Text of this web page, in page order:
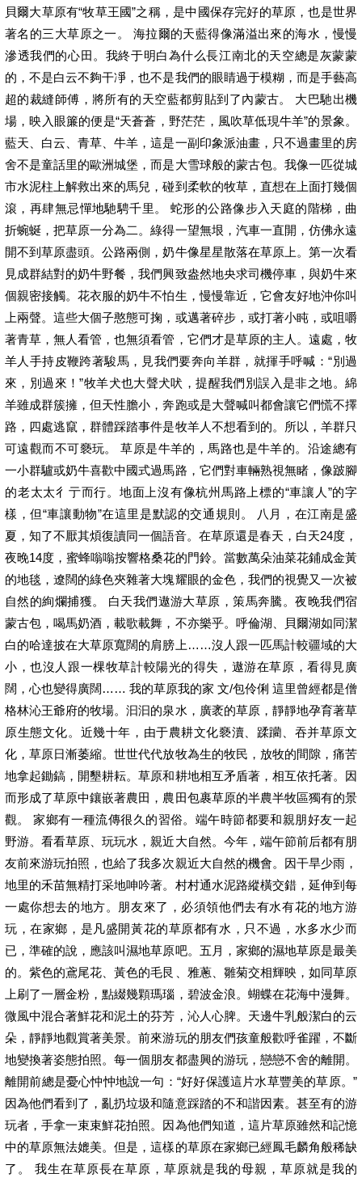
貝爾大草原有“牧草王國”之稱，是中國保存完好的草原，也是世界
著名的三大草原之一。 海拉爾的天藍得像滿溢出來的海水，慢慢
滲透我們的心田。我終于明白為什么長江南北的天空總是灰蒙蒙
的，不是白云不夠干凈，也不是我們的眼睛過于模糊，而是手藝高
超的裁縫師傅，將所有的天空藍都剪貼到了內蒙古。 大巴馳出機
場，映入眼簾的便是“天蒼蒼，野茫茫，風吹草低現牛羊”的景象。
藍天、白云、青草、牛羊，這是一副印象派油畫，只不過畫里的房
舍不是童話里的歐洲城堡，而是大雪球般的蒙古包。我像一匹從城
市水泥柱上解救出來的馬兒，碰到柔軟的牧草，直想在上面打幾個
滾，再肆無忌憚地馳騁千里。 蛇形的公路像步入天庭的階梯，曲
折蜿蜒，把草原一分為二。綠得一望無垠，汽車一直開，仿佛永遠
開不到草原盡頭。公路兩側，奶牛像星星散落在草原上。第一次看
見成群結對的奶牛野餐，我們興致盎然地央求司機停車，與奶牛來
個親密接觸。花衣服的奶牛不怕生，慢慢靠近，它會友好地沖你叫
上兩聲。這些大個子憨態可掬，或邁著碎步，或打著小盹，或咀嚼
著青草，無人看管，也無須看管，它們才是草原的主人。遠處，牧
羊人手持皮鞭跨著駿馬，見我們要奔向羊群，就揮手呼喊：“別過
來，別過來！”牧羊犬也大聲犬吠，提醒我們別誤入是非之地。綿
羊雖成群簇擁，但天性膽小，奔跑或是大聲喊叫都會讓它們慌不擇
路，四處逃竄，群體踩踏事件是牧羊人不想看到的。所以，羊群只
可遠觀而不可褻玩。 草原是牛羊的，馬路也是牛羊的。沿途總有
一小群驢或奶牛喜歡中國式過馬路，它們對車輛熟視無睹，像跛腳
的老太太彳亍而行。地面上沒有像杭州馬路上標的“車讓人”的字
樣，但“車讓動物”在這里是默認的交通規則。 八月，在江南是盛
夏，知了不厭其煩復讀同一個語音。在草原還是春天，白天24度，
夜晚14度，蜜蜂嗡嗡按響格桑花的門鈴。當數萬朵油菜花鋪成金黃
的地毯，遼闊的綠色夾雜著大塊耀眼的金色，我們的視覺又一次被
自然的絢爛捕獲。 白天我們遨游大草原，策馬奔騰。夜晚我們宿
蒙古包，喝馬奶酒，載歌載舞，不亦樂乎。呼倫湖、貝爾湖如同潔
白的哈達披在大草原寬闊的肩膀上……沒人跟一匹馬計較疆域的大
小，也沒人跟一棵牧草計較陽光的得失，遨游在草原，看得見廣
闊，心也變得廣闊…… 我的草原我的家 文/包伶俐 這里曾經都是僧
格林沁王爺府的牧場。汩汩的泉水，廣袤的草原，靜靜地孕育著草
原生態文化。近幾十年，由于農耕文化褻瀆、蹂躪、吞并草原文
化，草原日漸萎縮。世世代代放牧為生的牧民，放牧的間隙，痛苦
地拿起鋤鎬，開墾耕耘。草原和耕地相互矛盾著，相互依托著。因
而形成了草原中鑲嵌著農田，農田包裹草原的半農半牧區獨有的景
觀。 家鄉有一種流傳很久的習俗。端午時節都要和親朋好友一起
野游。看看草原、玩玩水，親近大自然。今年，端午節前后都有朋
友前來游玩拍照，也給了我多次親近大自然的機會。因干旱少雨，
地里的禾苗無精打采地呻吟著。村村通水泥路縱橫交錯，延伸到每
一處你想去的地方。朋友來了，必須領他們去有水有花的地方游
玩，在家鄉，是凡盛開黃花的草原都有水，只不過，水多水少而
已，準確的說，應該叫濕地草原吧。五月，家鄉的濕地草原是最美
的。紫色的鳶尾花、黃色的毛艮、雅蔥、雛菊交相輝映，如同草原
上刷了一層金粉，點綴幾顆瑪瑙，碧波金浪。蝴蝶在花海中漫舞。
微風中混合著鮮花和泥土的芬芳，沁人心脾。天邊牛乳般潔白的云
朵，靜靜地觀賞著美景。前來游玩的朋友們孩童般歡呼雀躍，不斷
地變換著姿態拍照。每一個朋友都盡興的游玩，戀戀不舍的離開。
離開前總是憂心忡忡地說一句：“好好保護這片水草豐美的草原。”
因為他們看到了，亂扔垃圾和隨意踩踏的不和諧因素。甚至有的游
玩者，手拿一束束鮮花拍照。因為他們知道，這片草原雖然和記憶
中的草原無法媲美。但是，這樣的草原在家鄉已經鳳毛麟角般稀缺
了。 我生在草原長在草原，草原就是我的母親，草原就是我的